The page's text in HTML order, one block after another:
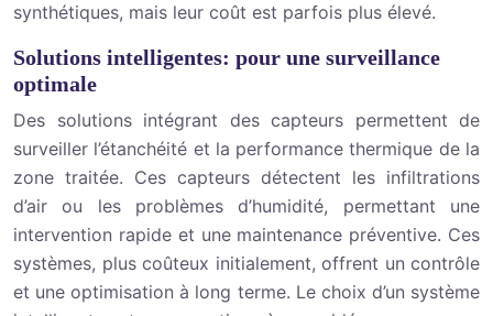
synthétiques, mais leur coût est parfois plus élevé.
Solutions intelligentes: pour une surveillance
optimale
Des solutions intégrant des capteurs permettent de
surveiller l’étanchéité et la performance thermique de la
zone traitée. Ces capteurs détectent les infiltrations
d’air ou les problèmes d’humidité, permettant une
intervention rapide et une maintenance préventive. Ces
systèmes, plus coûteux initialement, offrent un contrôle
et une optimisation à long terme. Le choix d’un système